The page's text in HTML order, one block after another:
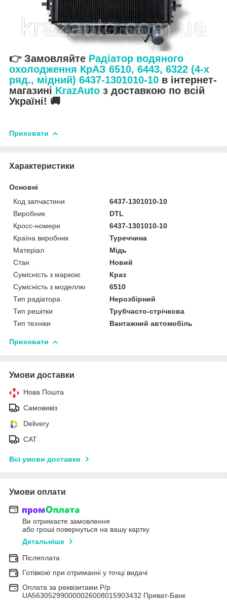
👉 Замовляйте Радіатор водяного
охолодження КрАЗ 6510, 6443, 6322 (4-х
ряд., мідний) 6437-1301010-10 в інтернет-
магазині KrazAuto з доставкою по всій
Україні! 🚚
Приховати
Характеристики
Основні
Код запчастини
6437-1301010-10
Виробник
DTL
Кросс-номери
6437-1301010-10
Країна виробник
Туреччина
Матеріал
Мідь
Стан
Новий
Сумісність з маркою
Краз
Сумісність з моделлю
6510
Тип радіатора
Нерозбірний
Тип решітки
Трубчасто-стрічкова
Тип техніки
Вантажний автомобіль
Приховати
Умови доставки
Нова Пошта
Самовивіз
Delivery
САТ
Всі умови доставки
Умови оплати
Ви отримаєте замовлення
або гроші повернуться на вашу картку
Детальніше
Післяплата
Готівкою при отриманні у точці видачі
Оплата за реквізитами Р/р
UA563052990000026008015903432 Приват-Банк